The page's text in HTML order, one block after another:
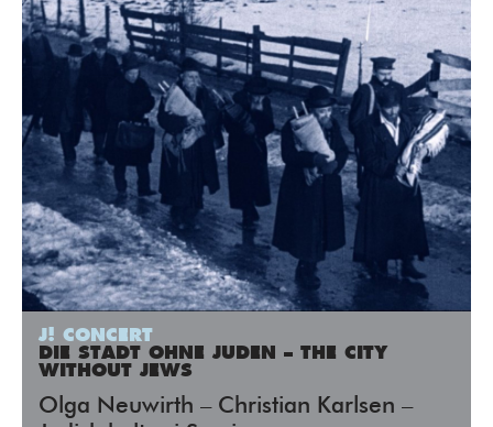
J! CONCERT
DIE STADT OHNE JUDEN – THE CITY
WITHOUT JEWS
Olga Neuwirth – Christian Karlsen –